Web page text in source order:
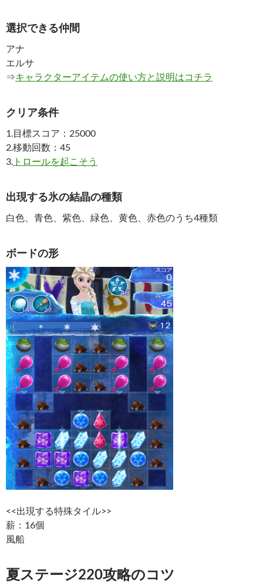
選択できる仲間
アナ
エルサ
⇒キャラクターアイテムの使い方と説明はコチラ
クリア条件
1.目標スコア：25000
2.移動回数：45
3. トロールを起こそう
出現する氷の結晶の種類
白色、青色、紫色、緑色、黄色、赤色のうち4種類
ボードの形
<<出現する特殊タイル>>
薪：16個
風船
夏ステージ220攻略のコツ